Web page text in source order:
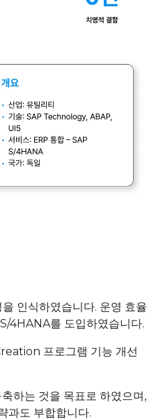
을 인식하였습니다. 운영 효
4HANA를 도입하였습니다.
프로그램 기능 개선
축하는 것을 목표로 하였으며
과도 부합합니다.